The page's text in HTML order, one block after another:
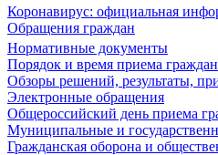
Коронавирус: официальная
Обращения граждан
Нормативные документы
Порядок и время приема граждан
Обзоры решений, результаты,
Электронные обращения
Общероссийский день приема
Муниципальные и
Гражданская оборона и